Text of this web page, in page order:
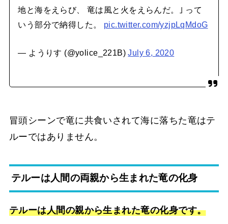
地と海をえらび、 竜は風と火をえらんだ。｣ って
いう部分で納得した。 pic.twitter.com/yzjpLqMdoG
— ようりす (@yolice_221B)July 6, 2020
冒頭シーンで竜に共食いされて海に落ちた竜はテ
ルーではありません。
テルーは人間の両親から生まれた竜の化身
テルーは人間の親から生まれた竜の化身です。